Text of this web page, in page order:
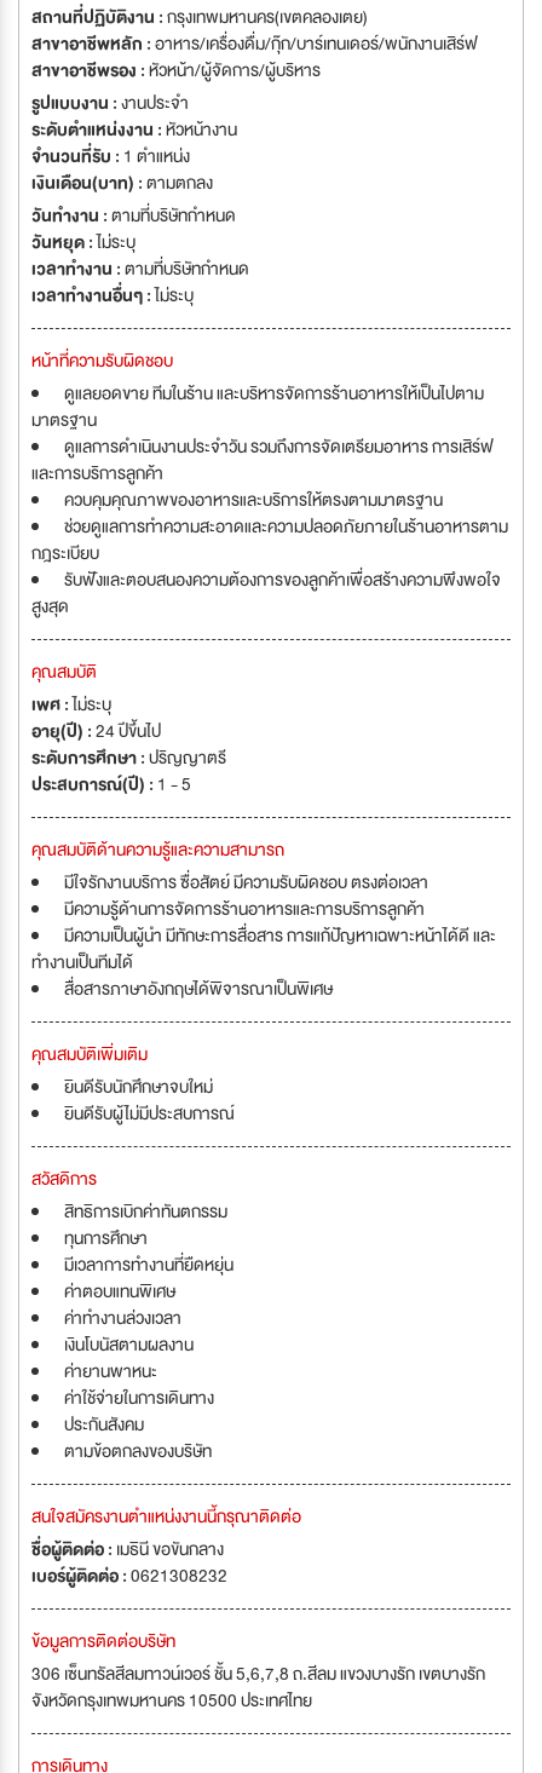
สถานที่ปฏิบัติงาน :กรุงเทพมหานคร(เขตคลองเตย)
สาขาอาชีพหลัก :อาหาร/เครื่องดื่ม/กุ๊ก/บาร์เทนเดอร์/พนักงานเสิร์ฟ
สาขาอาชีพรอง :หัวหน้า/ผู้จัดการ/ผู้บริหาร
รูปแบบงาน :งานประจำ
ระดับตำแหน่งงาน :หัวหน้างาน
จำนวนที่รับ : 1 ตำแหน่ง
เงินเดือน(บาท) :ตามตกลง
วันทำงาน :ตามที่บริษัทกำหนด
วันหยุด :ไม่ระบุ
เวลาทำงาน :ตามที่บริษัทกำหนด
เวลาทำงานอื่นๆ :ไม่ระบุ
หน้าที่ความรับผิดชอบ
ดูแลยอดขาย ทีมในร้าน และบริหารจัดการร้านอาหารให้เป็นไปตาม
มาตรฐาน
ดูแลการดำเนินงานประจำวัน รวมถึงการจัดเตรียมอาหาร การเสิร์ฟ
และการบริการลูกค้า
ควบคุมคุณภาพของอาหารและบริการให้ตรงตามมาตรฐาน
ช่วยดูแลการทำความสะอาดและความปลอดภัยภายในร้านอาหารตาม
กฎระเบียบ
รับฟังและตอบสนองความต้องการของลูกค้าเพื่อสร้างความพึงพอใจ
สูงสุด
คุณสมบัติ
เพศ :ไม่ระบุ
อายุ(ปี) :24 ปีขึ้นไป
ระดับการศึกษา :ปริญญาตรี
ประสบการณ์(ปี) : 1 - 5
คุณสมบัติด้านความรู้และความสามารถ
มีใจรักงานบริการ ซื่อสัตย์ มีความรับผิดชอบ ตรงต่อเวลา
มีความรู้ด้านการจัดการร้านอาหารและการบริการลูกค้า
มีความเป็นผู้นำ มีทักษะการสื่อสาร การแก้ปัญหาเฉพาะหน้าได้ดี และ
ทำงานเป็นทีมได้
สื่อสารภาษาอังกฤษได้พิจารณาเป็นพิเศษ
คุณสมบัติเพิ่มเติม
ยินดีรับนักศึกษาจบใหม่
ยินดีรับผู้ไม่มีประสบการณ์
สวัสดิการ
สิทธิการเบิกค่าทันตกรรม
ทุนการศึกษา
มีเวลาการทำงานที่ยืดหยุ่น
ค่าตอบแทนพิเศษ
ค่าทำงานล่วงเวลา
เงินโบนัสตามผลงาน
ค่ายานพาหนะ
ค่าใช้จ่ายในการเดินทาง
ประกันสังคม
ตามข้อตกลงของบริษัท
สนใจสมัครงานตำแหน่งงานนี้กรุณาติดต่อ
ชื่อผู้ติดต่อ : เมธินี ขอขันกลาง
เบอร์ผู้ติดต่อ :0621308232
ข้อมูลการติดต่อบริษัท
306 เซ็นทรัลสีลมทาวน์เวอร์ ชั้น 5,6,7,8 ถ.สีลม แขวงบางรัก เขตบางรัก
จังหวัดกรุงเทพมหานคร 10500 ประเทศไทย
การเดินทาง